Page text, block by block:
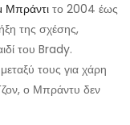
Μπράντι το 2004 έως
της σχέσης,
του Brady.
τους για χάρη
ο Μπράντυ δεν